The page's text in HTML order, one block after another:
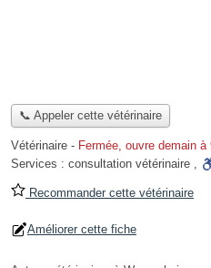
📞 Appeler cette vétérinaire
Vétérinaire - Fermée, ouvre demain à
Services : consultation vétérinaire ,
Recommander cette vétérinaire
Améliorer cette fiche